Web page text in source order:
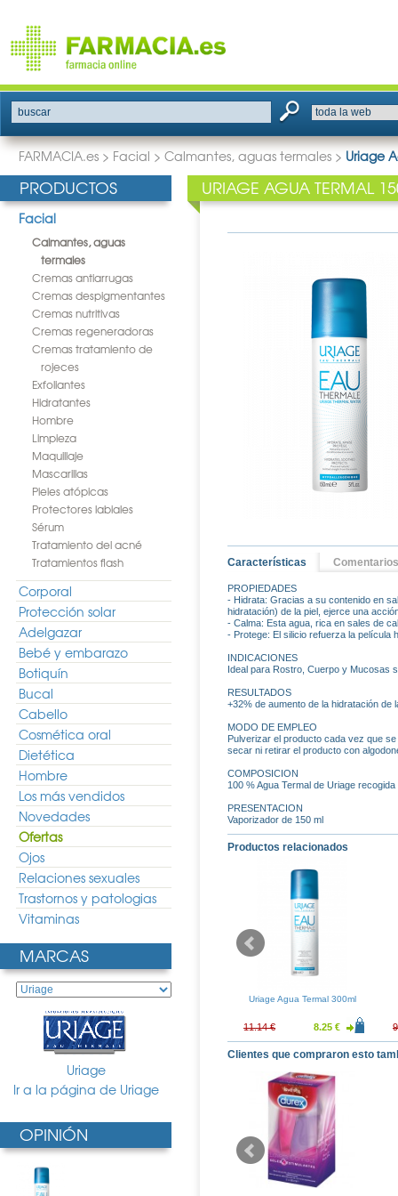
buscar
FARMACIA.es > Facial > Calmantes, aguas termales > Uriage
PRODUCTOS
Facial
Calmantes, aguas
termales
Cremas antiarrugas
Cremas despigmentantes
Cremas nutritivas
Cremas regeneradoras
Cremas tratamiento de
rojeces
Exfoliantes
Hidratantes
Hombre
Limpieza
Maquillaje
Mascarillas
Pieles atópicas
Protectores labiales
Sérum
Tratamiento del acné
Tratamientos flash
Corporal
Protección solar
Adelgazar
Bebé y embarazo
Botiquín
Bucal
Cabello
Cosmética oral
Dietética
Hombre
Los más vendidos
Novedades
Ofertas
Ojos
Relaciones sexuales
Trastornos y patologias
Vitaminas
MARCAS
Uriage
Ir a la página de Uriage
OPINIÓN
URIAGE AGUA TERMAL
Características
PROPIEDADES
- Hidrata: Gracias a su contenido en
hidratación) de la piel, ejerce una
- Calma: Esta agua, rica en sales de
- Protege: El silicio refuerza la película
INDICACIONES
Ideal para Rostro, Cuerpo y Mucosas
RESULTADOS
+32% de aumento de la hidratación de
MODO DE EMPLEO
Pulverizar el producto cada vez que
secar ni retirar el producto con
COMPOSICION
100 % Agua Termal de Uriage
PRESENTACION
Vaporizador de 150 ml
Productos relacionados
Unguento
Uriage Crema Lavante 500ml
13.07 €
Uriage Agua Termal 300ml
11.14 € 8.25 €
Clientes que compraron esto